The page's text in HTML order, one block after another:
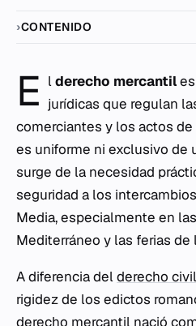
CONTENIDO
E lderecho mercantil
jurídicas que regulan
comerciantes y los actos
es uniforme ni exclusivo de
surge de la necesidad
seguridad a los
Media, especialmente en
Mediterráneo y las ferias
A diferencia delderecho civil
rigidez de los edictos
derecho mercantil nació